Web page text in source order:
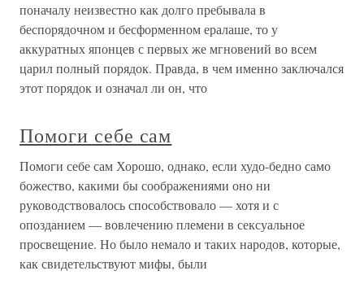
поначалу неизвестно как долго пребывала в
беспорядочном и бесформенном ералаше, то у
аккуратных японцев с первых же мгновений во всем
царил полный порядок. Правда, в чем именно заключался
этот порядок и означал ли он, что
Помоги себе сам
Помоги себе сам Хорошо, однако, если худо-бедно само
божество, какими бы соображениями оно ни
руководствовалось способствовало — хотя и с
опозданием — вовлечению племени в сексуальное
просвещение. Но было немало и таких народов, которые,
как свидетельствуют мифы, были